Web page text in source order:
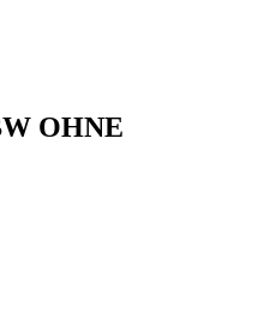
OHNE